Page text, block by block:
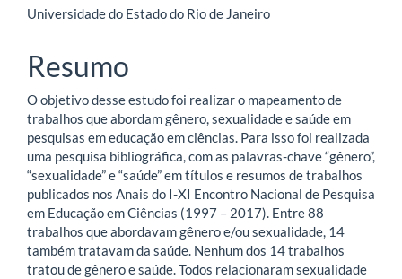
artigo
principal
Universidade do Estado do Rio de Janeiro
Resumo
O objetivo desse estudo foi realizar o mapeamento de
trabalhos que abordam gênero, sexualidade e saúde em
pesquisas em educação em ciências. Para isso foi realizada
uma pesquisa bibliográfica, com as palavras-chave “gênero”,
“sexualidade” e “saúde” em títulos e resumos de trabalhos
publicados nos Anais do I-XI Encontro Nacional de Pesquisa
em Educação em Ciências (1997 – 2017). Entre 88
trabalhos que abordavam gênero e/ou sexualidade, 14
também tratavam da saúde. Nenhum dos 14 trabalhos
tratou de gênero e saúde. Todos relacionaram sexualidade